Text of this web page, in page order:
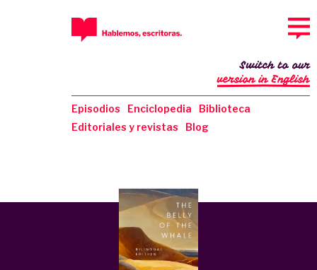
Episodios Enciclopedia
Biblioteca
Editoriales y revistas
Blog
Switch to our
version in English